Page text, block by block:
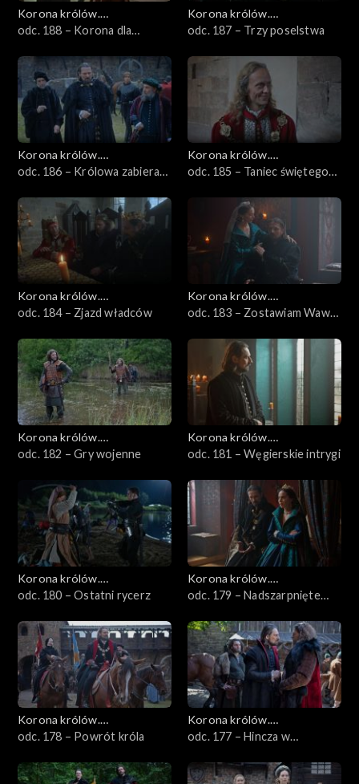
Korona królów.
Jagiellonowie
odc. 188 – Korona dla
Korona królów.
Jagiellonowie
odc. 187 – Trzy poselstwa
Korona królów.
Jagiellonowie
odc. 186 – Królowa zabiera
Korona królów.
Jagiellonowie
odc. 185 – Taniec świętego
Korona królów.
Jagiellonowie
odc. 184 – Zjazd władców
Korona królów.
Jagiellonowie
odc. 183 – Zostawiam Wawel
Korona królów.
Jagiellonowie
odc. 182 – Gry wojenne
Korona królów.
Jagiellonowie
odc. 181 – Węgierskie intrygi
Korona królów.
Jagiellonowie
odc. 180 – Ostatni rycerz
Korona królów.
Jagiellonowie
odc. 179 – Nadszarpnięte
Korona królów.
Jagiellonowie
odc. 178 – Powrót króla
Korona królów.
Jagiellonowie
odc. 177 – Hincza w